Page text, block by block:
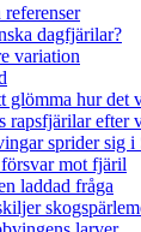
dagfjärilar?
variation
glömma hur det
rapsfjärilar efter
sprider sig i
mot fjäril
laddad fråga